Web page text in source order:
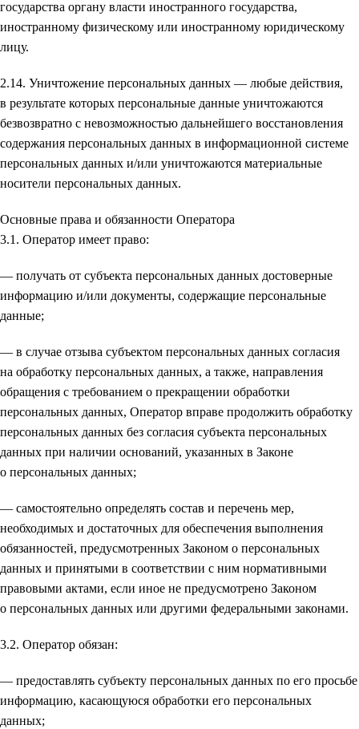
государства органу власти иностранного государства,
иностранному физическому или иностранному юридическому
лицу.
2.14. Уничтожение персональных данных — любые действия,
в результате которых персональные данные уничтожаются
безвозвратно с невозможностью дальнейшего восстановления
содержания персональных данных в информационной системе
персональных данных и/или уничтожаются материальные
носители персональных данных.
Основные права и обязанности Оператора
3.1. Оператор имеет право:
— получать от субъекта персональных данных достоверные
информацию и/или документы, содержащие персональные
данные;
— в случае отзыва субъектом персональных данных согласия
на обработку персональных данных, а также, направления
обращения с требованием о прекращении обработки
персональных данных, Оператор вправе продолжить обработку
персональных данных без согласия субъекта персональных
данных при наличии оснований, указанных в Законе
о персональных данных;
— самостоятельно определять состав и перечень мер,
необходимых и достаточных для обеспечения выполнения
обязанностей, предусмотренных Законом о персональных
данных и принятыми в соответствии с ним нормативными
правовыми актами, если иное не предусмотрено Законом
о персональных данных или другими федеральными законами.
3.2. Оператор обязан:
— предоставлять субъекту персональных данных по его просьбе
информацию, касающуюся обработки его персональных
данных;